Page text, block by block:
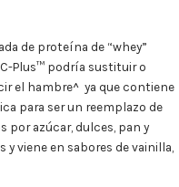
de proteína de “whey”
Plus™ podría sustituir o
el hambre^ ya que contiene
para serun reemplazo de
por azúcar, dulces, pan y
viene en sabores de vainilla,